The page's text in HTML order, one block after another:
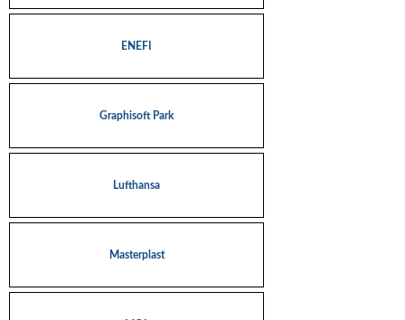
ENEFI
Graphisoft Park
Lufthansa
Masterplast